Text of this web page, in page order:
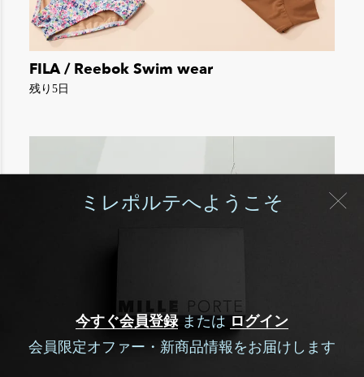
FILA / Reebok Swim wear
残り5日
ミレポルテへようこそ
今すぐ会員登録または ログイン
会員限定オファー・新商品情報をお届けします